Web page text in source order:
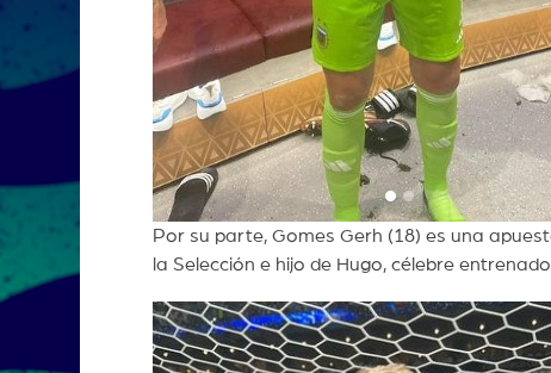
Por su parte, Gomes Gerh (18) es una
la Selección e hijo de Hugo, célebre